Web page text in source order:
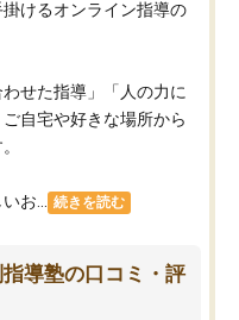
けるオンライン指導の
せた指導」「人の力に
自宅や好きな場所から
お... 続きを読む
導塾の口コミ・評